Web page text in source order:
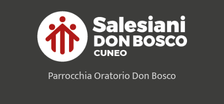
Parrocchia Oratorio Don Bosco